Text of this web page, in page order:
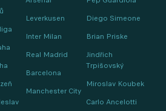
Leverkusen
Inter Milan
Real Madrid
Barcelona
Manchester City
Diego Simeone
Brian Priske
Jindřich
Trpišovský
Miroslav Koubek
Carlo Ancelotti